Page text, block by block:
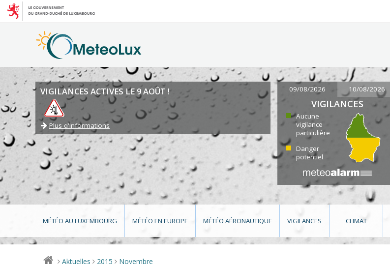
VIGILANCES ACTIVES LE 9 AOÛT !
Plus d'informations
09/08/2026 10/08/2026
VIGILANCES
Aucune
vigilance
particulière
Danger
potentiel
MÉTÉO AU LUXEMBOURG MÉTÉO EN EUROPE MÉTÉO AÉRONAUTIQUE VIGILANCES CLIMAT
> Aktuelles > 2015 > Novembre